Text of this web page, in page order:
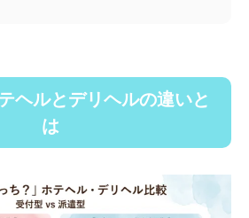
ヘルとデリヘルの違いと
は